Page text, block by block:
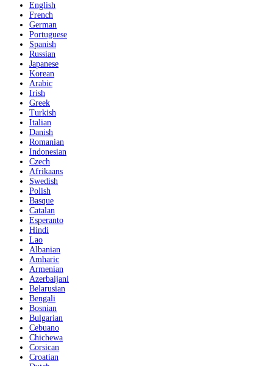
English
French
German
Portuguese
Spanish
Russian
Japanese
Korean
Arabic
Irish
Greek
Turkish
Italian
Danish
Romanian
Indonesian
Czech
Afrikaans
Swedish
Polish
Basque
Catalan
Esperanto
Hindi
Lao
Albanian
Amharic
Armenian
Azerbaijani
Belarusian
Bengali
Bosnian
Bulgarian
Cebuano
Chichewa
Corsican
Croatian